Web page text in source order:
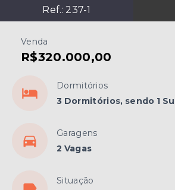
Ref.: 237-1
Venda
R$320.000,00
Dormitórios
3 Dormitórios, sendo 1
Garagens
2 Vagas
Situação